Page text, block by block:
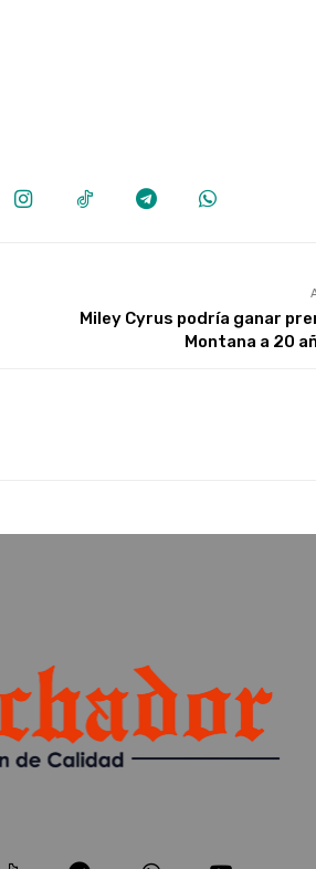
Miley Cyrus podría ganar
Montana a 20